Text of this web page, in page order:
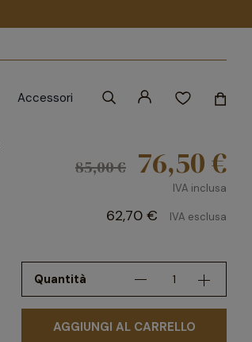
Accessori
85,00 € 76,50 €
IVA inclusa
62,70 € IVA esclusa
Quantità
AGGIUNGI AL CARRELLO